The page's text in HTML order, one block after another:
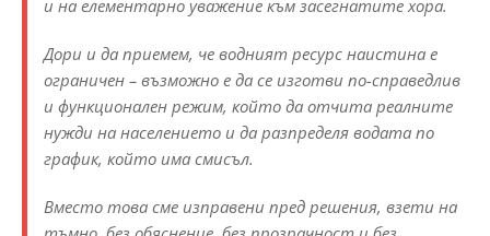
и на елементарно уважение към засегнатите хора.
Дори и да приемем, че водният ресурс наистина е
ограничен – възможно е да се изготви по-справедлив
и функционален режим, който да отчита реалните
нужди на населението и да разпределя водата по
график, който има смисъл.
Вместо това сме изправени пред решения, взети на